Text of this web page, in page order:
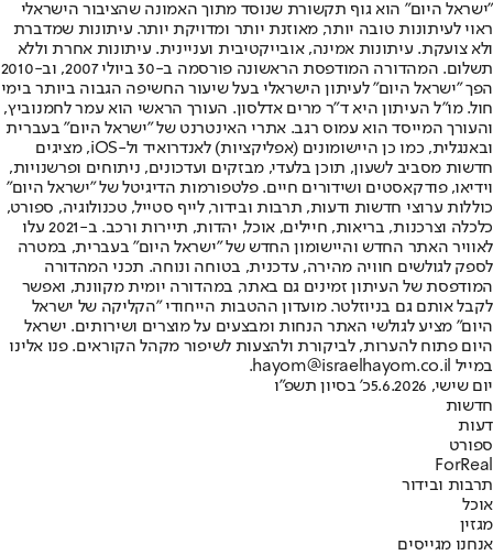
"ישראל היום" הוא גוף תקשורת שנוסד מתוך האמונה שהציבור הישראלי
ראוי לעיתונות טובה יותר, מאוזנת יותר ומדויקת יותר. עיתונות שמדברת
ולא צועקת. עיתונות אמינה, אובייקטיבית ועניינית. עיתונות אחרת וללא
תשלום. המהדורה המודפסת הראשונה פורסמה ב-30 ביולי 2007, וב-2010
הפך "ישראל היום" לעיתון הישראלי בעל שיעור החשיפה הגבוה ביותר בימי
חול. מו"ל העיתון היא ד"ר מרים אדלסון. העורך הראשי הוא עמר לחמנוביץ,
והעורך המייסד הוא עמוס רגב. אתרי האינטרנט של "ישראל היום" בעברית
ובאנגלית, כמו כן היישומונים (אפליקציות) לאנדרואיד ול-iOS, מציגים
חדשות מסביב לשעון, תוכן בלעדי, מבזקים ועדכונים, ניתוחים ופרשנויות,
וידיאו, פודקאסטים ושידורים חיים. פלטפורמות הדיגיטל של "ישראל היום"
כוללות ערוצי חדשות ודעות, תרבות ובידור, לייף סטייל, טכנולוגיה, ספורט,
כלכלה וצרכנות, בריאות, חיילים, אוכל, יהדות, תיירות ורכב. ב-2021 עלו
לאוויר האתר החדש והיישומון החדש של "ישראל היום" בעברית, במטרה
לספק לגולשים חוויה מהירה, עדכנית, בטוחה ונוחה. תכני המהדורה
המודפסת של העיתון זמינים גם באתר, במהדורה יומית מקוונת, ואפשר
לקבל אותם גם בניוזלטר. מועדון ההטבות הייחודי "הקליקה של ישראל
היום" מציע לגולשי האתר הנחות ומבצעים על מוצרים ושירותים. ישראל
היום פתוח להערות, לביקורת ולהצעות לשיפור מקהל הקוראים. פנו אלינו
במייל hayom@israelhayom.co.il.
יום שישי, 5.6.2026
כ' בסיון תשפ"ו
חדשות
דעות
ספורט
ForReal
תרבות ובידור
אוכל
מגזין
אנחנו מגייסים